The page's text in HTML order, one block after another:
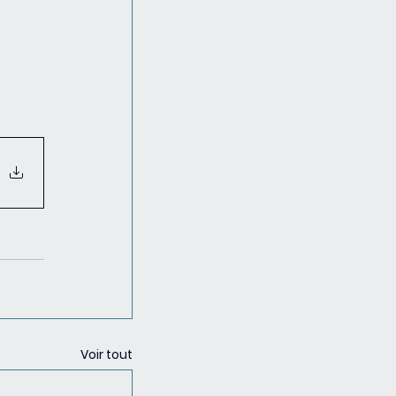
Voir tout